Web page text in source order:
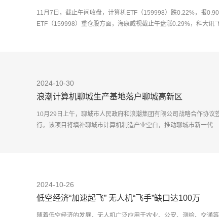
11月7日，截止午间收盘，计算机ETF（159998）跌0.22%，报
ETF（159998）重仓股方面，海康威视截止午盘涨0.29%，科大讯
2024-10-30
浪潮计算机聊城生产基地落户聊城高新区
10月29日上午，聊城市人民政府和浪潮集团有限公司战略合作协
行。该项目将填补聊城市计算机制造产业空白，推动聊城市新一代
2024-10-26
低空经济“加速起飞” 无人机“飞手”缺口达100万
随着低空经济的发展，无人机广泛应用于农业、公安、测绘、交通